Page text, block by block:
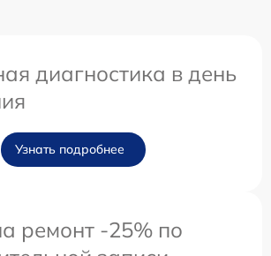
диагностика в день
Узнать подробнее
ремонт -25% по